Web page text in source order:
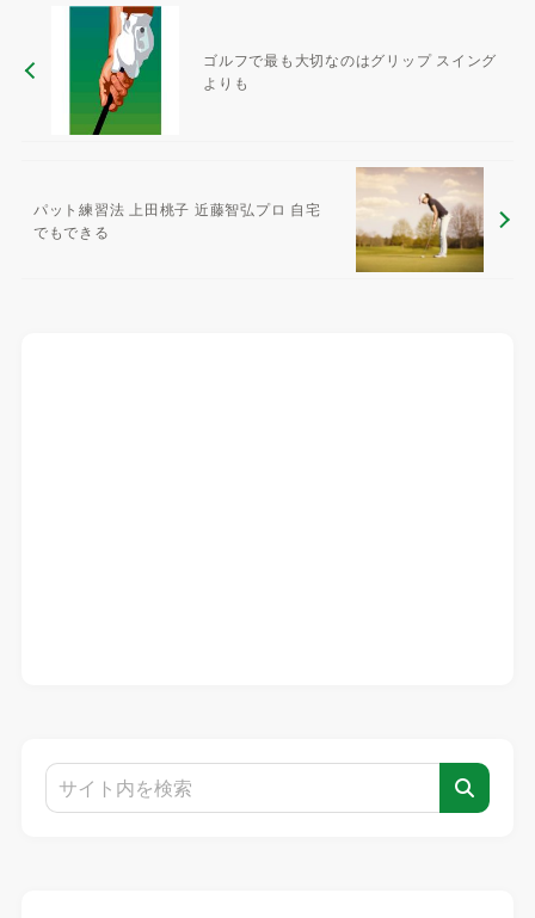
ゴルフで最も大切なのはグリップ スイング
よりも
パット練習法 上田桃子 近藤智弘プロ 自宅
でもできる